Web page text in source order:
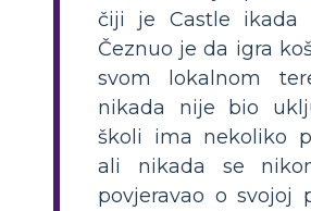
čiji je Castle ikada
Čeznuo je da igra
svom lokalnom
nikada nije bio
školi ima nekoliko
ali nikada se
povjeravao o svojoj